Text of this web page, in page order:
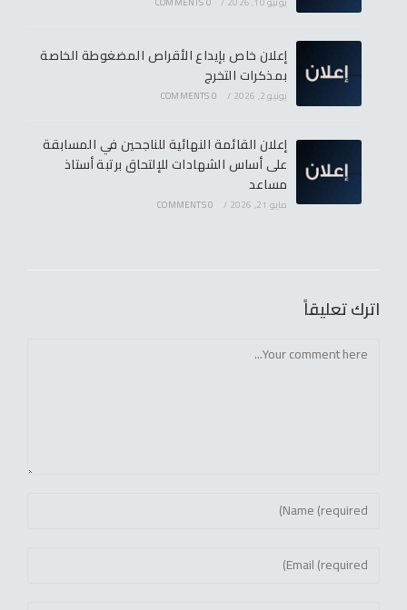
إعلان خاص بإيداع الأقراص المضغوطة الخاصة
بمذكرات التخرج
يونيو 2, 2026 /
0 COMMENTS
إعلان القائمة النهائية للناجحين في المسابقة
على أساس الشهادات للإلتحاق برتبة أستاذ
مساعد
مايو 21, 2026 /
0 COMMENTS
اترك تعليقاً